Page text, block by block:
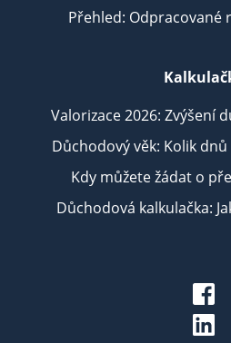
Přehled: Odpracované
Valorizace 2026: Zvýšení
Důchodový věk: Kolik
Kdy můžete žádat o
Důchodová kalkulačka: